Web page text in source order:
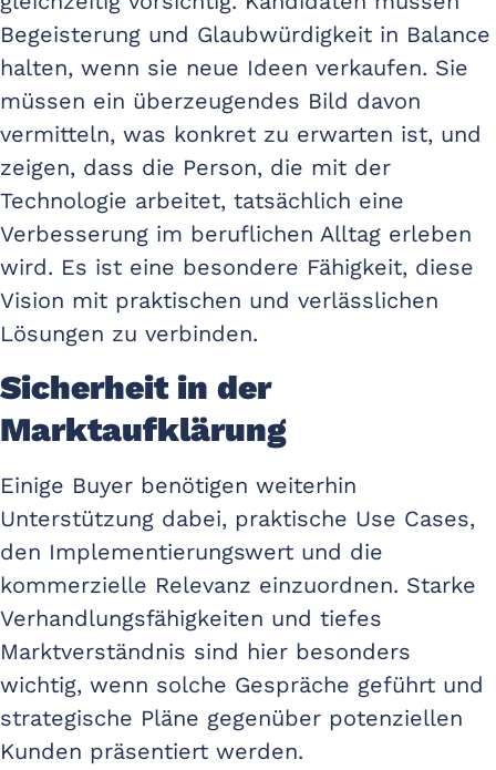
Begeisterung und Glaubwürdigkeit in Balance
halten, wenn sie neue Ideen verkaufen. Sie
müssen ein überzeugendes Bild davon
vermitteln, was konkret zu erwarten ist, und
zeigen, dass die Person, die mit der
Technologie arbeitet, tatsächlich eine
Verbesserung im beruflichen Alltag erleben
wird. Es ist eine besondere Fähigkeit, diese
Vision mit praktischen und verlässlichen
Lösungen zu verbinden.
Sicherheit in der
Marktaufklärung
Einige Buyer benötigen weiterhin
Unterstützung dabei, praktische Use Cases,
den Implementierungswert und die
kommerzielle Relevanz einzuordnen. Starke
Verhandlungsfähigkeiten und tiefes
Marktverständnis sind hier besonders
wichtig, wenn solche Gespräche geführt und
strategische Pläne gegenüber potenziellen
Kunden präsentiert werden.